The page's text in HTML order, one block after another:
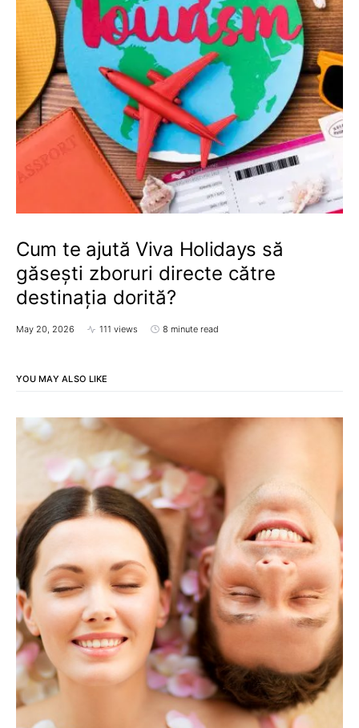
Cum te ajută Viva Holidays să
găsești zboruri directe către
destinația dorită?
May 20, 2026 111 views 8 minute read
YOU MAY ALSO LIKE